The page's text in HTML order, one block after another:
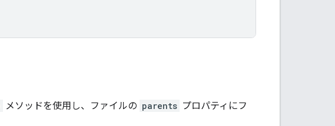
メソッドを使用し、ファイルの parents プロパティにフ